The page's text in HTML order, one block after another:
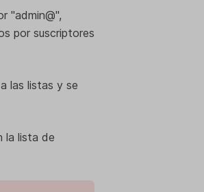
"admin@",
por suscriptores
las listas y se
la lista de